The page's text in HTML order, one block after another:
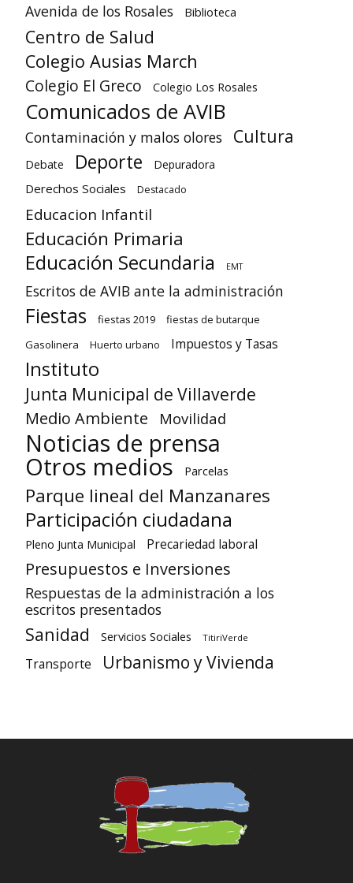
Avenida de los Rosales Biblioteca
Centro de Salud
Colegio Ausias March
Colegio El Greco Colegio Los Rosales
Comunicados de AVIB
Contaminación y malos olores Cultura
Debate Deporte Depuradora
Derechos Sociales Destacado
Educacion Infantil
Educación Primaria
Educación Secundaria EMT
Escritos de AVIB ante la administración
Fiestas fiestas 2019
fiestas de butarque
Gasolinera
Huerto urbano Impuestos y Tasas
Instituto
Junta Municipal de Villaverde
Medio Ambiente Movilidad
Noticias de prensa
Otros medios Parcelas
Parque lineal del Manzanares
Participación ciudadana
Pleno Junta Municipal Precariedad laboral
Presupuestos e Inversiones
Respuestas de la administración a los
escritos presentados
Sanidad Servicios Sociales TitiriVerde
Transporte Urbanismo y Vivienda